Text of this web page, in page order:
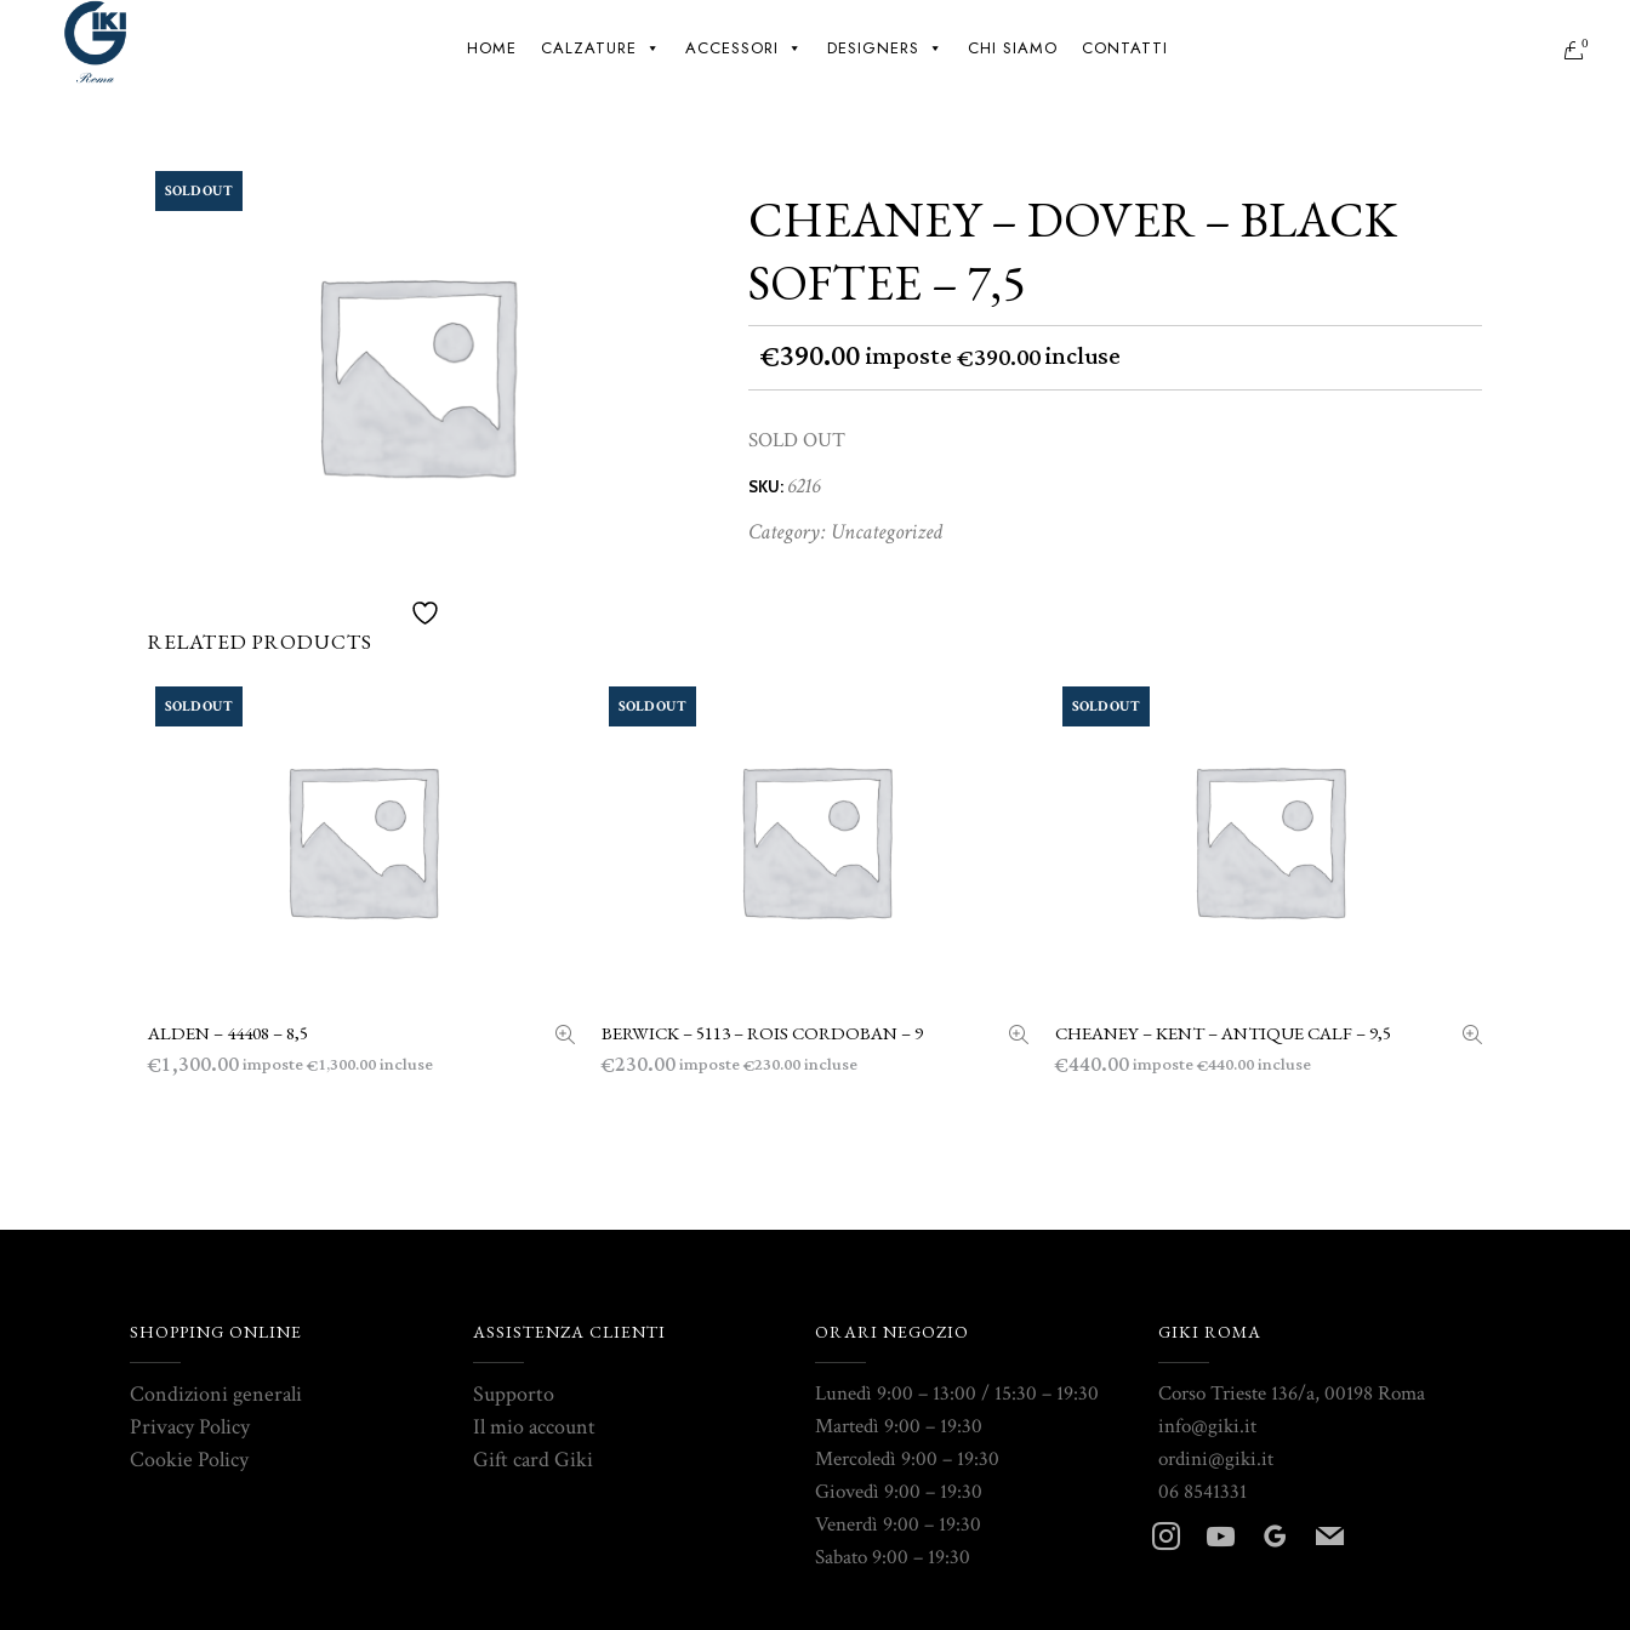
HOME CALZATURE ACCESSORI DESIGNERS CHI SIAMO CONTATTI 0
Cheaney – Dover – Black Softee – 7,5
SOLD OUT
CHEANEY – DOVER – BLACK
SOFTEE – 7,5
€390.00imposte€390.00incluse
SOLD OUT
SKU: 6216
Category: Uncategorized
RELATED PRODUCTS
SOLD OUT
LEGGI TUTTO
ALDEN – 44408 – 8,5
€1,300.00imposte€1,300.00incluse
SOLD OUT
LEGGI TUTTO
BERWICK – 5113 – ROIS CORDOBAN – 9
€230.00imposte€230.00incluse
SOLD OUT
LEGGI TUTTO
CHEANEY – KENT – ANTIQUE CALF – 9,5
€440.00imposte€440.00incluse
SHOPPING ONLINE
Condizioni generali
Privacy Policy
Cookie Policy
ASSISTENZA CLIENTI
Supporto
Il mio account
Gift card Giki
ORARI NEGOZIO
Lunedì 9:00 – 13:00 / 15:30 – 19:30
Martedì 9:00 – 19:30
Mercoledì 9:00 – 19:30
Giovedì 9:00 – 19:30
Venerdì 9:00 – 19:30
Sabato 9:00 – 19:30
GIKI ROMA
Corso Trieste 136/a, 00198 Roma
info@giki.it
ordini@giki.it
06 8541331
instagramyoutubegoogleplus
mail